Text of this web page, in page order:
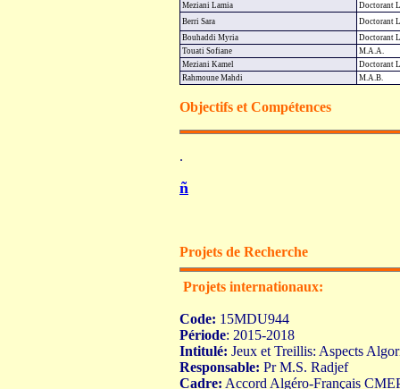
Meziani Lamia
Doctorant
Berri Sara
Doctorant
Bouhaddi Myria
Doctorant
Touati Sofiane
M.A.A.
Meziani Kamel
Doctorant
Rahmoune Mahdi
M.A.B.
Objectifs et Compétences
.
ñ
Projets de Recherche
Projets internationaux:
Code: 15MDU944
Période: 2015-2018
Intitulé: Jeux et Treillis: Aspects
Responsable: Pr M.S. Radjef
Cadre: Accord Algéro-Français